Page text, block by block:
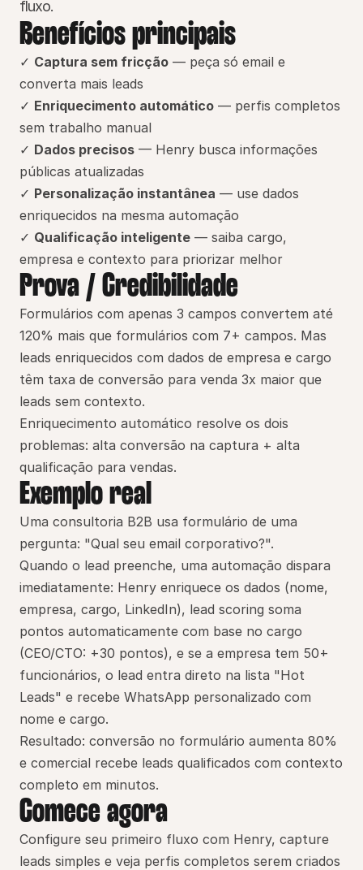
fluxo.
Benefícios principais
✓ Captura sem fricção — peça só email e
converta mais leads
✓ Enriquecimento automático — perfis completos
sem trabalho manual
✓ Dados precisos — Henry busca informações
públicas atualizadas
✓ Personalização instantânea — use dados
enriquecidos na mesma automação
✓ Qualificação inteligente — saiba cargo,
empresa e contexto para priorizar melhor
Prova / Credibilidade
Formulários com apenas 3 campos convertem até
120% mais que formulários com 7+ campos. Mas
leads enriquecidos com dados de empresa e cargo
têm taxa de conversão para venda 3x maior que
leads sem contexto.
Enriquecimento automático resolve os dois
problemas: alta conversão na captura + alta
qualificação para vendas.
Exemplo real
Uma consultoria B2B usa formulário de uma
pergunta: "Qual seu email corporativo?".
Quando o lead preenche, uma automação dispara
imediatamente: Henry enriquece os dados (nome,
empresa, cargo, LinkedIn), lead scoring soma
pontos automaticamente com base no cargo
(CEO/CTO: +30 pontos), e se a empresa tem 50+
funcionários, o lead entra direto na lista "Hot
Leads" e recebe WhatsApp personalizado com
nome e cargo.
Resultado: conversão no formulário aumenta 80%
e comercial recebe leads qualificados com contexto
completo em minutos.
Comece agora
Configure seu primeiro fluxo com Henry, capture
leads simples e veja perfis completos serem criados